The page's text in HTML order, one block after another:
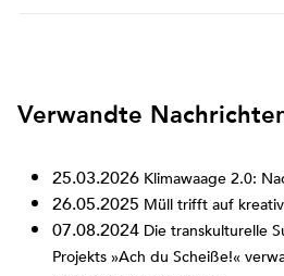
Verwandte
25.03.2026 Klimawaage 2.0:
26.05.2025 Müll trifft auf
07.08.2024 Die transkulturelle
Projekts »Ach du Scheiße!«